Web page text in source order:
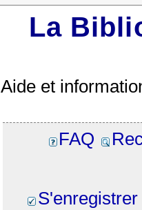
La
Aide et
FAQ
S'enregistrer